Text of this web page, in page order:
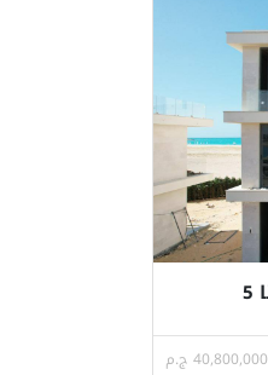
شاليه 151م للبيع في قرية سولين مارينا 5
40,800,000 ج.م